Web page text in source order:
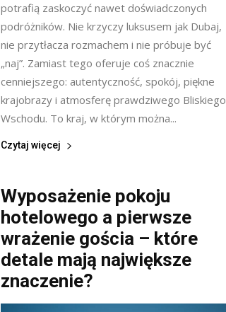
potrafią zaskoczyć nawet doświadczonych
podróżników. Nie krzyczy luksusem jak Dubaj,
nie przytłacza rozmachem i nie próbuje być
„naj”. Zamiast tego oferuje coś znacznie
cenniejszego: autentyczność, spokój, piękne
krajobrazy i atmosferę prawdziwego Bliskiego
Wschodu. To kraj, w którym można...
Czytaj więcej
Wyposażenie pokoju
hotelowego a pierwsze
wrażenie gościa – które
detale mają największe
znaczenie?